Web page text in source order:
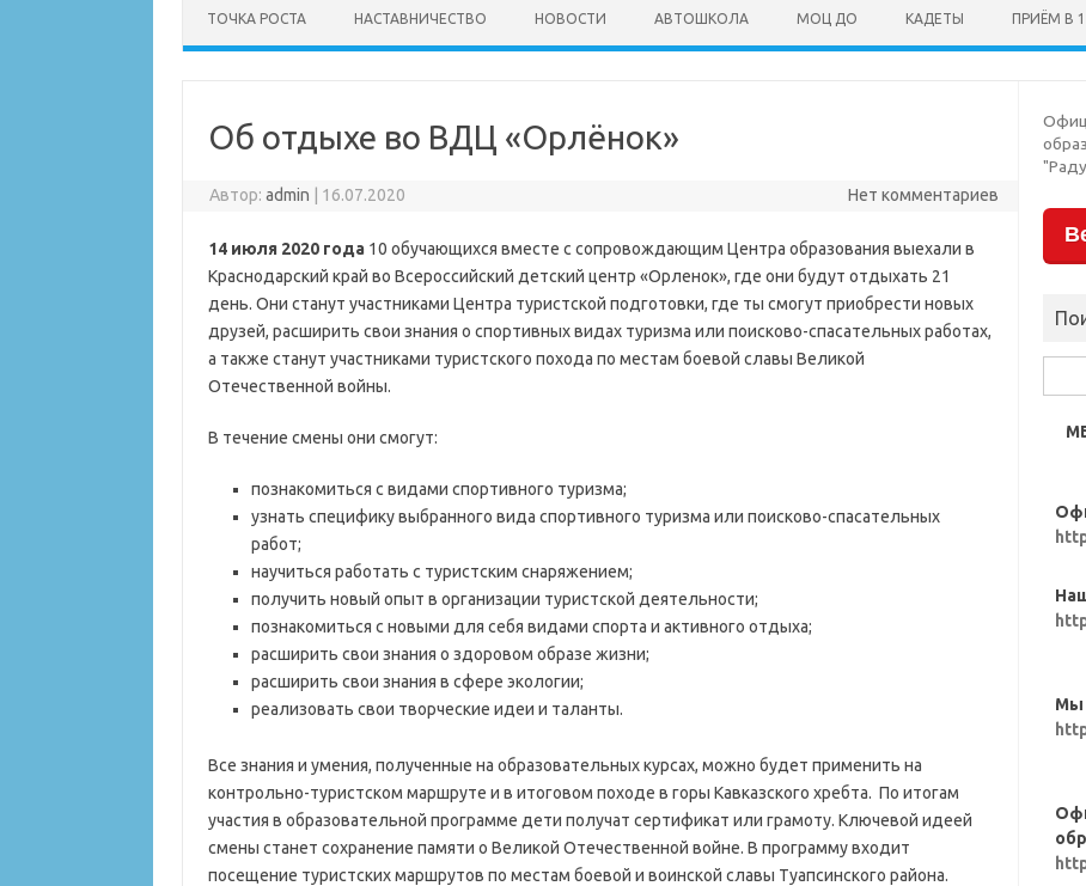
ТОЧКА РОСТА НАСТАВНИЧЕСТВО НОВОСТИ АВТОШКОЛА МОЦ ДО КАДЕТЫ ПРИЁМ В
Об отдыхе во ВДЦ «Орлёнок»
Автор:admin 16.07.2020 Нет комментариев
14 июля 2020 года10 обучающихся вместе с сопровождающим Центра образования выехали в
Краснодарский край во Всероссийский детский центр «Орленок», где они будут отдыхать 21
день. Они станут участниками Центра туристской подготовки, где ты смогут приобрести новых
друзей, расширить свои знания о спортивных видах туризма или поисково-спасательных работах,
а также станут участниками туристского похода по местам боевой славы Великой
Отечественной войны.
В течение смены они смогут:
познакомиться с видами спортивного туризма;
узнать специфику выбранного вида спортивного туризма или поисково-спасательных
работ;
научиться работать с туристским снаряжением;
получить новый опыт в организации туристской деятельности;
познакомиться с новыми для себя видами спорта и активного отдыха;
расширить свои знания о здоровом образе жизни;
расширить свои знания в сфере экологии;
реализовать свои творческие идеи и таланты.
Все знания и умения, полученные на образовательных курсах, можно будет применить на
контрольно-туристском маршруте и в итоговом походе в горы Кавказского хребта. По итогам
участия в образовательной программе дети получат сертификат или грамоту. Ключевой идеей
смены станет сохранение памяти о Великой Отечественной войне. В программу входит
посещение туристских маршрутов по местам боевой и воинской славы Туапсинского района.
Мы